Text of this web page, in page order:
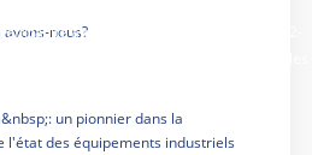
avec l'onduleur Siemens 6SE7032-
nous?
un pionnier dans la
l'état des équipements industriels